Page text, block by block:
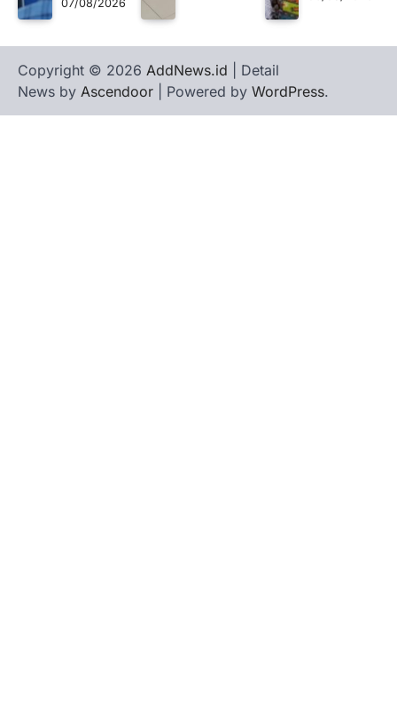
07/08/2026
Copyright © 2026 AddNews.id | Detail
News by Ascendoor | Powered by WordPress.